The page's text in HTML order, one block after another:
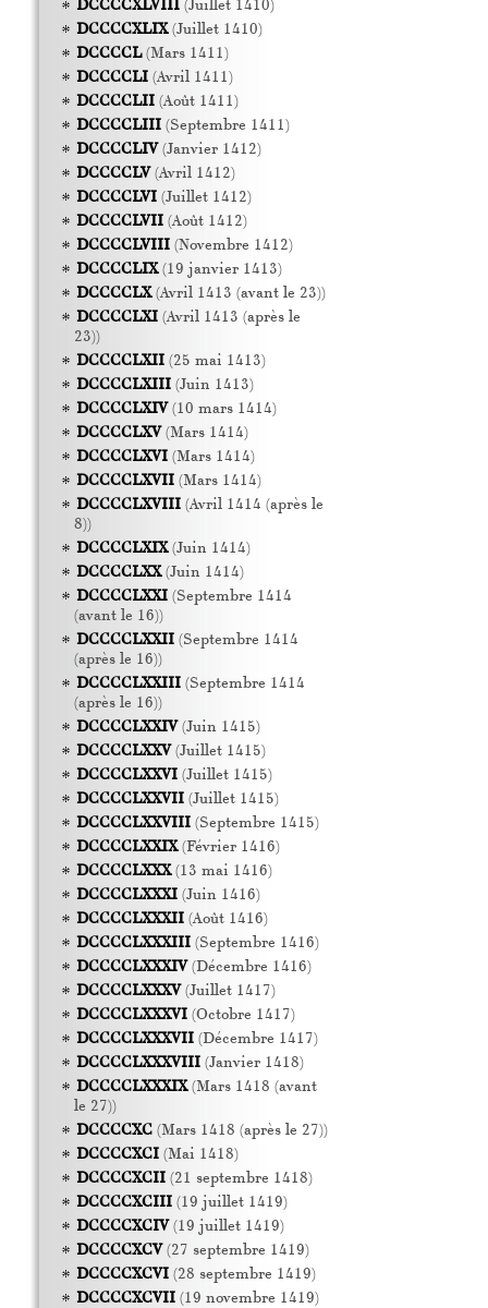
DCCCCXLVIII(Juillet 1410)
DCCCCXLIX(Juillet 1410)
DCCCCL(Mars 1411)
DCCCCLI(Avril 1411)
DCCCCLII(Août 1411)
DCCCCLIII(Septembre 1411)
DCCCCLIV(Janvier 1412)
DCCCCLV(Avril 1412)
DCCCCLVI(Juillet 1412)
DCCCCLVII(Août 1412)
DCCCCLVIII(Novembre 1412)
DCCCCLIX(19 janvier 1413)
DCCCCLX(Avril 1413 (avant le 23))
DCCCCLXI(Avril 1413 (après le
23))
DCCCCLXII(25 mai 1413)
DCCCCLXIII(Juin 1413)
DCCCCLXIV(10 mars 1414)
DCCCCLXV(Mars 1414)
DCCCCLXVI(Mars 1414)
DCCCCLXVII(Mars 1414)
DCCCCLXVIII(Avril 1414 (après le
8))
DCCCCLXIX(Juin 1414)
DCCCCLXX(Juin 1414)
DCCCCLXXI(Septembre 1414
(avant le 16))
DCCCCLXXII(Septembre 1414
(après le 16))
DCCCCLXXIII(Septembre 1414
(après le 16))
DCCCCLXXIV(Juin 1415)
DCCCCLXXV(Juillet 1415)
DCCCCLXXVI(Juillet 1415)
DCCCCLXXVII(Juillet 1415)
DCCCCLXXVIII(Septembre 1415)
DCCCCLXXIX(Février 1416)
DCCCCLXXX(13 mai 1416)
DCCCCLXXXI(Juin 1416)
DCCCCLXXXII(Août 1416)
DCCCCLXXXIII(Septembre 1416)
DCCCCLXXXIV(Décembre 1416)
DCCCCLXXXV(Juillet 1417)
DCCCCLXXXVI(Octobre 1417)
DCCCCLXXXVII(Décembre 1417)
DCCCCLXXXVIII(Janvier 1418)
DCCCCLXXXIX(Mars 1418 (avant
le 27))
DCCCCXC(Mars 1418 (après le 27))
DCCCCXCI(Mai 1418)
DCCCCXCII(21 septembre 1418)
DCCCCXCIII(19 juillet 1419)
DCCCCXCIV(19 juillet 1419)
DCCCCXCV(27 septembre 1419)
DCCCCXCVI(28 septembre 1419)
DCCCCXCVII(19 novembre 1419)